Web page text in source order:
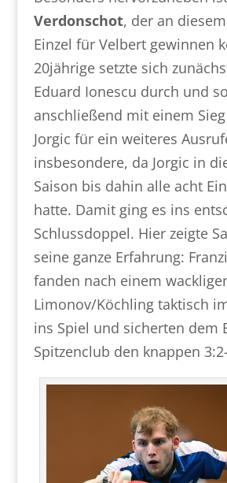
Verdonschot, der an
Einzel für Velbert gewinnen
20jährige setzte sich
Eduard Ionescu durch und
anschließend mit einem
Jorgic für ein weiteres
insbesondere, da Jorgic in
Saison bis dahin alle acht
hatte. Damit ging es ins
Schlussdoppel. Hier zeigte
seine ganze Erfahrung:
fanden nach einem
Limonov/Köchling taktisch
ins Spiel und sicherten dem
Spitzenclub den knappen